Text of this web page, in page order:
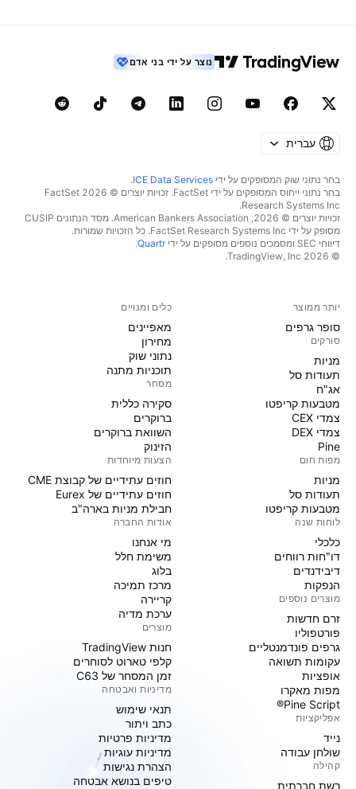
נוצר על ידי בני אדם
עברית
בחר נתוני שוק המסופקים על ידי ICE Data Services
.
בחר נתוני ייחוס המסופקים על ידי FactSet. זכויות יוצרים © 2026 ‏FactSet
Research Systems Inc.‏
זכויות יוצרים © 2026, ‏American Bankers Association. מסד הנתונים CUSIP
מסופק על ידי FactSet Research Systems Inc. כל הזכויות שמורות.
דיווחי SEC ומסמכים נוספים מסופקים על ידי
Quartr
.
© 2026 ‏TradingView, Inc.‏
יותר ממוצר
סופר גרפים
סורקים
מניות‏
תעודות סל
אג"ח
מטבעות קריפטו
צמדי CEX
צמדי DEX
Pine
מפות חום
מניות‏
תעודות סל
מטבעות קריפטו
לוחות שנה
כלכלי
דו"חות רווחים
דיבידנדים
הנפקות
מוצרים נוספים
זרם חדשות
פורטפוליו
גרפים פונדמנטליים
עקומות תשואה
אופציות
מפות מאקרו
Pine Script®
אפליקציות
נייד
שולחן עבודה
קהילה
רשת חברתית
כלים ומנויים
מאפיינים
מחירון
נתוני שוק
תוכניות מתנה
מסחר
סקירה כללית
ברוקרים
השוואת ברוקרים
הזינוק
הצעות מיוחדות
חוזים עתידיים של קבוצת CME
חוזים עתידיים של Eurex
חבילת מניות בארה"ב
אודות החברה
מי אנחנו
משימת חלל
בלוג
מרכז תמיכה
קריירה
ערכת מדיה
מוצרים
חנות TradingView
קלפי טארוט לסוחרים
זמן המסחר של C63
מדיניות ואבטחה
תנאי שימוש
כתב ויתור
מדיניות פרטיות
מדיניות עוגיות
הצהרת נגישות
טיפים בנושא אבטחה